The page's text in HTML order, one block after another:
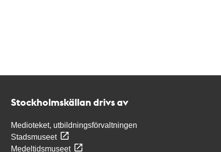
Stockholmskällan drivs av
Medioteket, utbildningsförvaltningen
Stadsmuseet
Medeltidsmuseet